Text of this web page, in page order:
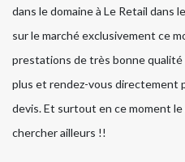
dans le domaine à Le Retail dans
sur le marché exclusivement ce
prestations de très bonne
plus et rendez-vous directement
devis. Et surtout en ce moment
chercher ailleurs !!